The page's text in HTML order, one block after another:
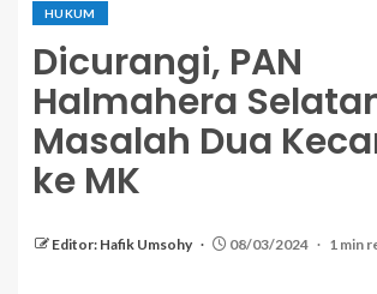
HUKUM
Dicurangi, PAN
Halmahera
Masalah Dua
ke MK
Editor: Hafik Umsohy 08/03/2024 1 min